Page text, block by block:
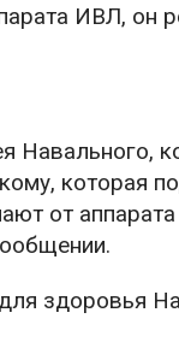
ИВЛ, он
Навального,
которая
от
здоровья